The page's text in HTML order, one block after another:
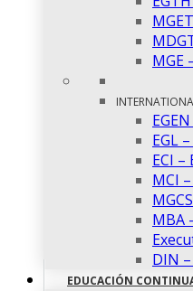
MGE
EGL
ECI
MCI
MBA
DIN
EDUCACIÓN